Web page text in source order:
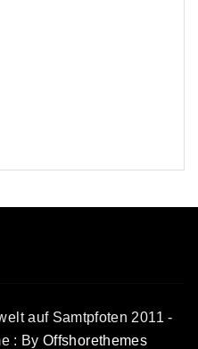
auf Samtpfoten 2011 -
: ByOffshorethemes